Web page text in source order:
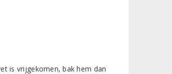
is vrijgekomen, bak hem dan